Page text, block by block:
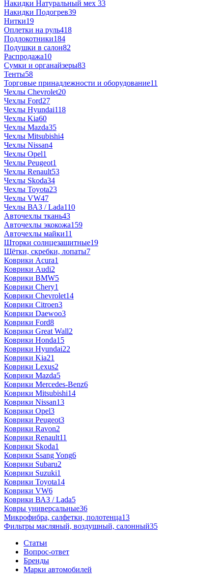
Накидки Натуральный мех 33
Накидки Подогрев39
Нитки19
Оплетки на руль418
Подлокотники184
Подушки в салон82
Распродажа10
Сумки и органайзеры83
Тенты58
Торговые принадлежности и оборудование11
Чехлы Chevrolet20
Чехлы Ford27
Чехлы Hyundai118
Чехлы Kia60
Чехлы Mazda35
Чехлы Mitsubishi4
Чехлы Nissan4
Чехлы Opel1
Чехлы Peugeot1
Чехлы Renault53
Чехлы Skoda34
Чехлы Toyota23
Чехлы VW47
Чехлы ВАЗ / Lada110
Авточехлы ткань43
Авточехлы экокожа159
Авточехлы майки11
Шторки солнцезащитные19
Щётки, скребки, лопаты7
Коврики Acura1
Коврики Audi2
Коврики BMW5
Коврики Chery1
Коврики Chevrolet14
Коврики Citroen3
Коврики Daewoo3
Коврики Ford8
Коврики Great Wall2
Коврики Honda15
Коврики Hyundai22
Коврики Kia21
Коврики Lexus2
Коврики Mazda5
Коврики Mercedes-Benz6
Коврики Mitsubishi14
Коврики Nissan13
Коврики Opel3
Коврики Peugeot3
Коврики Ravon2
Коврики Renault11
Коврики Skoda1
Коврики Ssang Yong6
Коврики Subaru2
Коврики Suzuki1
Коврики Toyota14
Коврики VW6
Коврики ВАЗ / Lada5
Ковры универсальные36
Микрофибра, салфетки, полотенца13
Фильтры масляный, воздушный, салонный35
Статьи
Вопрос-ответ
Бренды
Марки автомобилей